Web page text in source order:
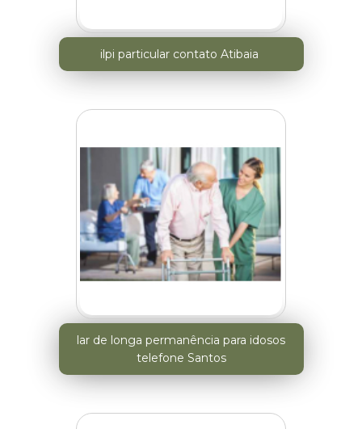
ilpi particular contato Atibaia
lar de longa permanência para idosos
telefone Santos